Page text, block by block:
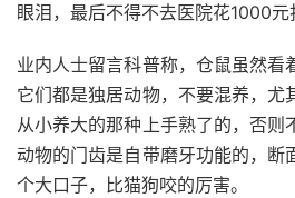
眼泪，最后不得不去医院花1000元
业内人士留言科普称，仓鼠虽然看
它们都是独居动物，不要混养，尤
从小养大的那种上手熟了的，否则
动物的门齿是自带磨牙功能的，断
个大口子，比猫狗咬的厉害。